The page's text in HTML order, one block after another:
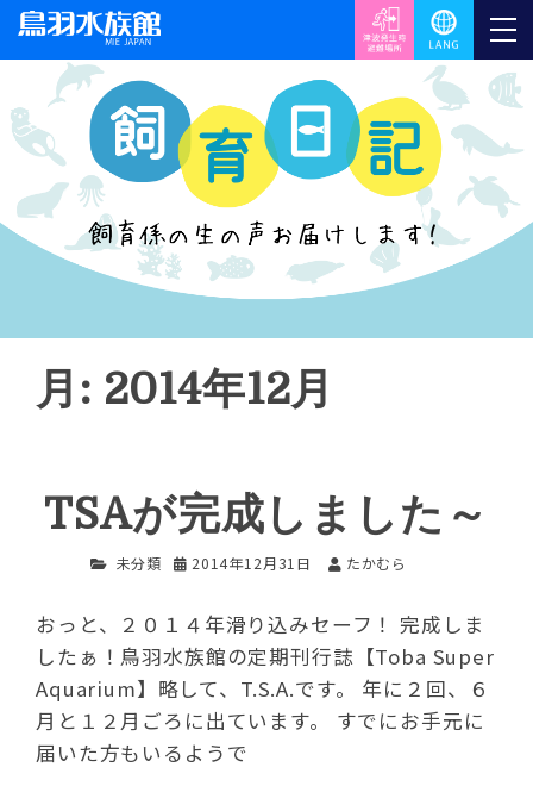
月: 2014年12月
TSAが完成しました～
未分類 2014年12月31日 たかむら
おっと、２０１４年滑り込みセーフ！ 完成しま
したぁ！鳥羽水族館の定期刊行誌【Toba Super
Aquarium】略して、T.S.A.です。 年に２回、６
月と１２月ごろに出ています。 すでにお手元に
届いた方もいるようで